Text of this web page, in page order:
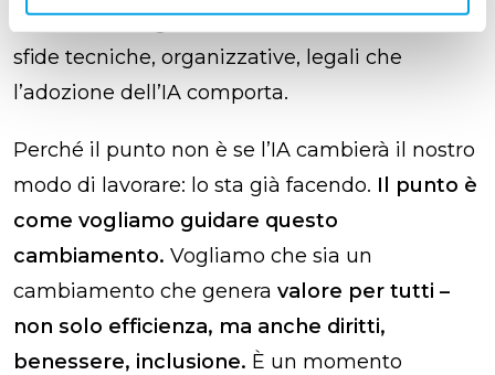
soluzioni che già funzionano, affrontando le
sfide tecniche, organizzative, legali che
l’adozione dell’IA comporta.
Perché il punto non è se l’IA cambierà il nostro
modo di lavorare: lo sta già facendo. Il punto è
come vogliamo guidare questo
cambiamento. Vogliamo che sia un
cambiamento che genera valore per tutti –
non solo efficienza, ma anche diritti,
benessere, inclusione. È un momento